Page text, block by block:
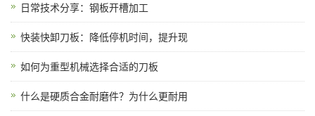
日常技术分享：钢板开槽加工
快装快卸刀板：降低停机时间，提升现
如何为重型机械选择合适的刀板
什么是硬质合金耐磨件？为什么更耐用